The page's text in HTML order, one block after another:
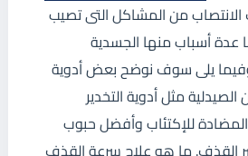
من المشاكل التى تصيب
عدة أسباب منها الجسدية
يلى سوف نوضح بعض أدوية
مثل أدوية التخدير
للإكتئاب وأفضل حبوب